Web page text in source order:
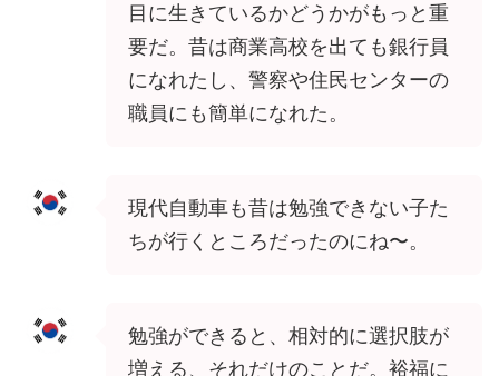
目に生きているかどうかがもっと重
要だ。昔は商業高校を出ても銀行員
になれたし、警察や住民センターの
職員にも簡単になれた。
現代自動車も昔は勉強できない子た
ちが行くところだったのにね〜。
勉強ができると、相対的に選択肢が
増える、それだけのことだ。裕福に